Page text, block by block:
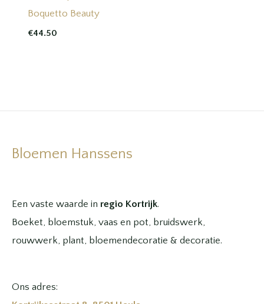
Boquetto Beauty
€44.50
Bloemen Hanssens
Een vaste waarde in regio Kortrijk.
Boeket, bloemstuk, vaas en pot, bruidswerk,
rouwwerk, plant, bloemendecoratie & decoratie.
Ons adres: